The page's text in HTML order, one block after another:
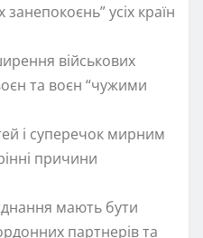
усіх країн
військових
та воєн “чужими
і суперечок мирним
причини
мають бути
партнерів та